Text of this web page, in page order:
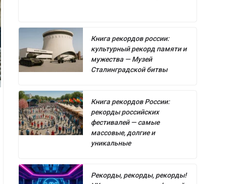
Книга рекордов россии:
культурный рекорд памяти и
мужества — Музей
Сталинградской битвы
Книга рекордов России:
рекорды российских
фестивалей — самые
массовые, долгие и
уникальные
Рекорды, рекорды, рекорды!